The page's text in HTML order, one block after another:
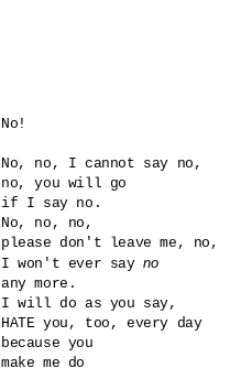
No!
No, no, I cannot say no,
no, you will go
if I say no.
No, no, no,
please don't leave me, no,
I won't ever say no
any more.
I will do as you say,
HATE you, too, every day
because you
make me do